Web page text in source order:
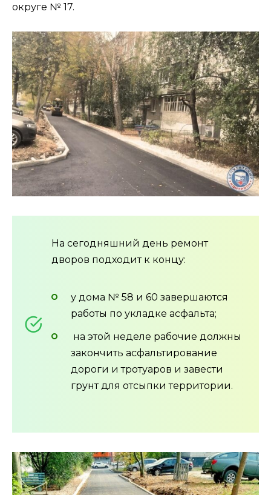
округе № 17.
На сегодняшний день ремонт
дворов подходит к концу:
у дома № 58 и 60 завершаются
работы по укладке асфальта;
на этой неделе рабочие должны
закончить асфальтирование
дороги и тротуаров и завести
грунт для отсыпки территории.